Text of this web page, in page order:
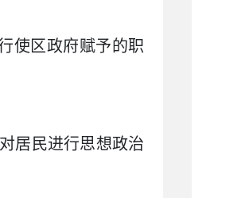
使区政府赋予的职
居民进行思想政治